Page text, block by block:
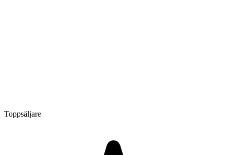
Toppsäljare